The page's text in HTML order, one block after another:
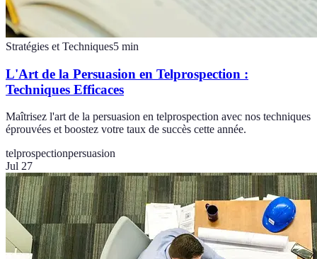
Stratégies et Techniques5 min
L'Art de la Persuasion en Telprospection :
Techniques Efficaces
Maîtrisez l'art de la persuasion en telprospection avec nos techniques
éprouvées et boostez votre taux de succès cette année.
telprospectionpersuasion
Jul 27